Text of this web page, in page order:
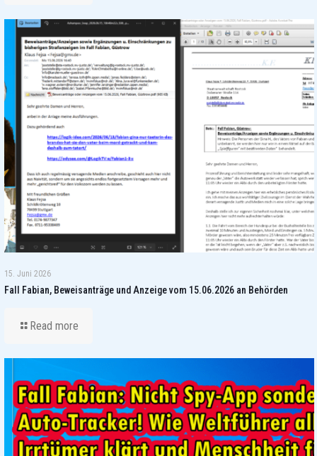
15. Juni 2026
Fall Fabian, Beweisanträge und Anzeige vom 15.06.2026 an Behörden
Read more